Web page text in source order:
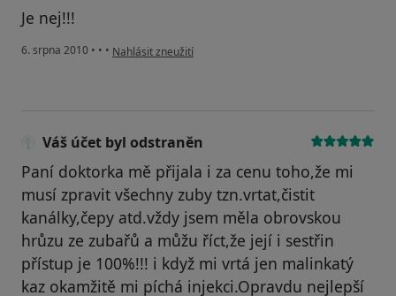
Je nej!!!
6. srpna 2010 • • • podle názoru uživatele Pacient
Nahlásit zneužití
Váš účet byl odstraněn
Paní doktorka mě přijala i za cenu toho,že mi
musí zpravit všechny zuby tzn.vrtat,čistit
kanálky,čepy atd.vždy jsem měla obrovskou
hrůzu ze zubařů a můžu říct,že její i sestřin
přístup je 100%!!! i když mi vrtá jen malinkatý
kaz okamžitě mi píchá injekci.Opravdu nejlepší